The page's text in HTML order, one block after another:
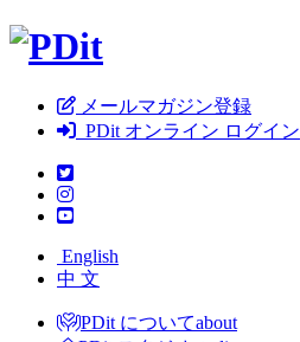
メールマガジン登録
PDit オンライン ログイン
English
中 文
PDit についてabout